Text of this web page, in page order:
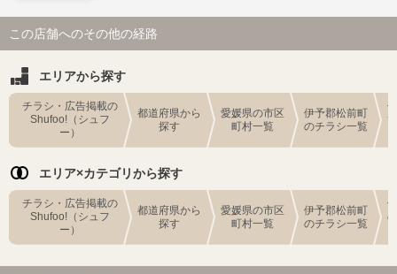
この店舗へのその他の経路
エリアから探す
チラシ・広告掲載の
Shufoo!（シュフ
ー）
都道府県から
探す
愛媛県の市区
町村一覧
伊予郡松前町
のチラシ一覧
エリア×カテゴリから探す
チラシ・広告掲載の
Shufoo!（シュフ
ー）
都道府県から
探す
愛媛県の市区
町村一覧
伊予郡松前町
のチラシ一覧